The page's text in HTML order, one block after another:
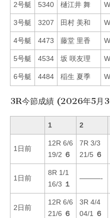
2号艇 5340 樋江井 舞 W
3号艇 3207 田村 美和 W
4号艇 4473 藤堂 里香 W
5号艇 4534 坂 咲友理 W
6号艇 4484 稲生 夏季 W
3R今節成績 (2026年5月
1 2
1日前
12R 6/6
19/2 ６
7R 3/3
21/5 ６
1日前
8R 1/1
16/3 １
———-
2日前
12R 6/6
21/6 ６
3R 4/4
04/1
６